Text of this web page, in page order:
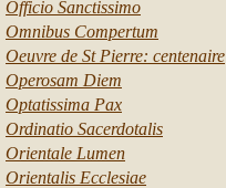
Officio Sanctissimo
Omnibus Compertum
Oeuvre de St Pierre: centenaire
Operosam Diem
Optatissima Pax
Ordinatio Sacerdotalis
Orientale Lumen
Orientalis Ecclesiae